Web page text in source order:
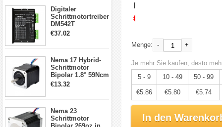
Digitaler
Schrittmotortreiber
DM542T
Schrittmotor
Schrittmotor
€37.02
Nema 17 Hybrid-
Schrittmotor
Bipolar 1.8° 59Ncm
2A 4 Drähte mit 1m
€13.32
Nema 23
Schrittmotor
Preis:
€6.17
Menge: - +
Je mehr Sie kaufen, desto
5 - 9
10 - 49 50 - 99
€5.86 €5.80 €5.74
In den